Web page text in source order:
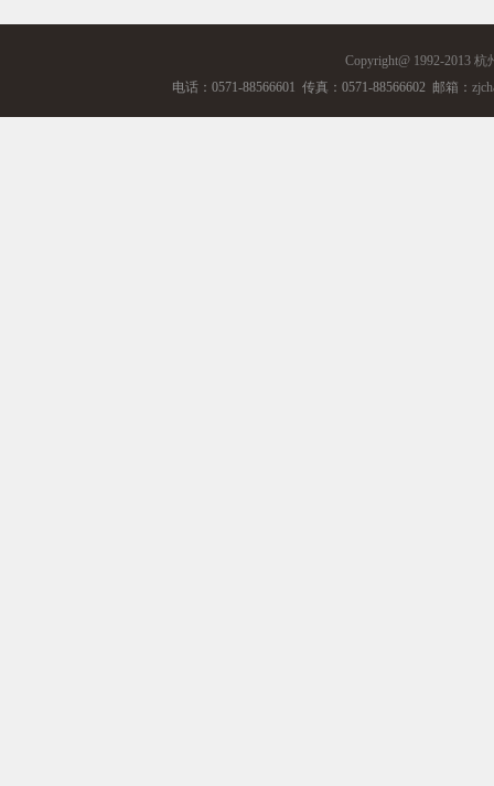
Copyright@ 1992-2013 杭
电话：0571-88566601 传真：0571-88566602 邮箱：